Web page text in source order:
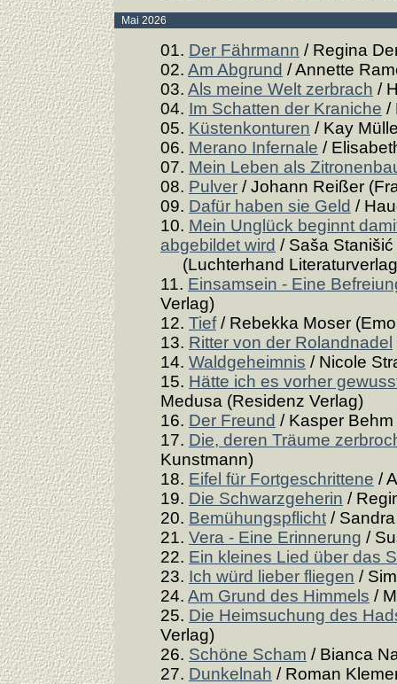
Mai 2026
01. Der Fährmann / Regina
02. Am Abgrund / Annette
03. Als meine Welt zerbrach /
04. Im Schatten der Kraniche /
05. Küstenkonturen / Kay
06. Merano Infernale /
07. Mein Leben als
08. Pulver / Johann Reißer
09. Dafür haben sie Geld /
10. Mein Unglück beginnt
abgebildet wird / Saša Stanišić
(Luchterhand
11. Einsamsein - Eine
Verlag)
12. Tief/ Rebekka Moser
13. Ritter von der Rolandnadel
14. Waldgeheimnis / Nicole
15. Hätte ich es vorher
Medusa (Residenz Verlag)
16. Der Freund / Kasper
17. Die, deren Träume
Kunstmann)
18. Eifel für Fortgeschrittene /
19. Die Schwarzgeherin /
20. Bemühungspflicht /
21. Vera - Eine Erinnerung /
22. Ein kleines Lied über das
23. Ich würd lieber fliegen /
24. Am Grund des Himmels /
25. Die Heimsuchung des
Verlag)
26. Schöne Scham / Bianca
27. Dunkelnah / Roman